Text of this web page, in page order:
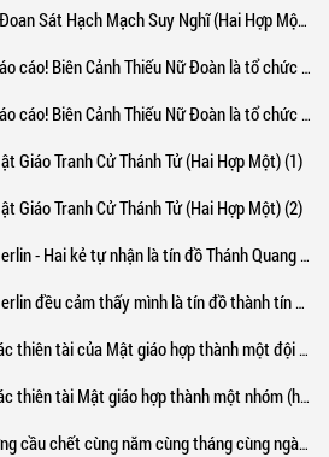
Sát Hạch Mạch Suy Nghĩ (Hai Hợp Một) (2)
Cảnh Thiếu Nữ Đoàn là tổ chức tà ác của Mật giáo! (Hai hợp một) (1)
Cảnh Thiếu Nữ Đoàn là tổ chức tà ác của Mật giáo! (Hai hợp một) (2)
Giáo Tranh Cử Thánh Tử (Hai Hợp Một) (1)
Giáo Tranh Cử Thánh Tử (Hai Hợp Một) (2)
- Hai kẻ tự nhận là tín đồ Thánh Quang thành tín nhất (1)
thấy mình là tín đồ thành tín nhất của Thánh Quang (hai hợp một) (2)
tài của Mật giáo hợp thành một đội (hai người một nhóm) (1)
tài Mật giáo hợp thành một nhóm (hai hợp một) (2)
chết cùng năm cùng tháng cùng ngày (hai hợp một) (1)